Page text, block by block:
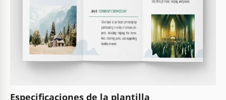
Especificaciones de la plantilla